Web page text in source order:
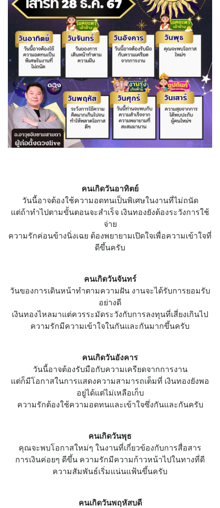
คนเกิดวันอาทิตย์
วันนี้อาจต้องใช้ความอดทนเป็นพิเศษในงานที่ไม่ถนัด
แต่ถ้าทำไปตามขั้นตอนจะสำเร็จ เงินทองยังต้องระวังการใช้
จ่าย
ความรักค่อนข้างนิ่งเฉย ต้องพยายามเปิดใจเพื่อความเข้าใจที่
ดีขึ้นครับ
คนเกิดวันจันทร์
วันของการเดินหน้าทำตามความฝัน งานจะได้รับการยอมรับ
อย่างดี
เงินทองไหลมาแต่ควรระมัดระวังกับการลงทุนที่เสี่ยงเกินไป
ความรักมีความเข้าใจในกันและกันมากขึ้นครับ
คนเกิดวันอังคาร
วันนี้อาจต้องรับมือกับความเครียดจากการงาน
แต่ก็มีโอกาสในการแสดงความสามารถเต็มที่ เงินทองยังพอ
อยู่ได้แต่ไม่เหลือเก็บ
ความรักต้องใช้ความอดทนและเข้าใจซึ่งกันและกันครับ
คนเกิดวันพุธ
คุณจะพบโอกาสใหม่ๆ ในงานที่เกี่ยวข้องกับการสื่อสาร
การเงินค่อยๆ ดีขึ้น ความรักมีความก้าวหน้าไปในทางที่ดี
ความสัมพันธ์เริ่มแน่นแฟ้นขึ้นครับ
คนเกิดวันพฤหัสบดี